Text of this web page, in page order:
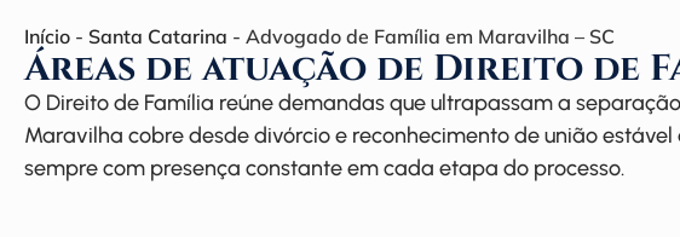
Início - Santa Catarina - Advogado de Família em Maravilha – SC
Áreas de atuação de Direito de
O Direito de Família reúne demandas que ultrapassam a
Maravilha cobre desde divórcio e reconhecimento de união
sempre com presença constante em cada etapa do processo.